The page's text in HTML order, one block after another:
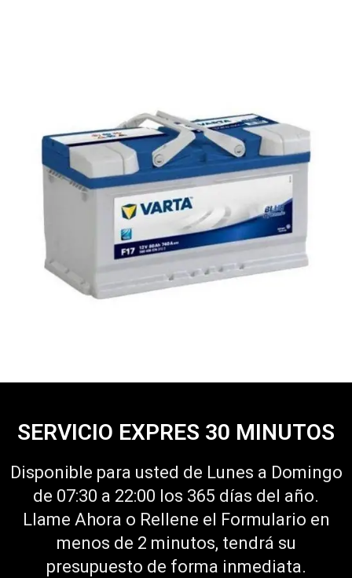
SERVICIO EXPRES 30 MINUTOS
Disponible para usted de Lunes a Domingo
de 07:30 a 22:00 los 365 días del año.
Llame Ahora o Rellene el Formulario en
menos de 2 minutos, tendrá su
presupuesto de forma inmediata.